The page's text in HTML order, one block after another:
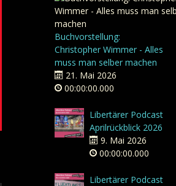
Buchvorstellung:
Christopher Wimmer - Alles
muss man selber machen
21. Mai 2026
00:00:00.000
Libertärer Podcast
Aprilrückblick 2026
9. Mai 2026
00:00:00.000
Libertärer Podcast